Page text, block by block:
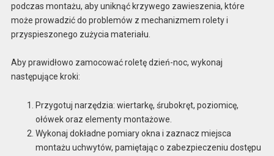
podczas montażu, aby uniknąć krzywego zawieszenia, które
może prowadzić do problemów z mechanizmem rolety i
przyspieszonego zużycia materiału.
Aby prawidłowo zamocować roletę dzień-noc, wykonaj
następujące kroki:
Przygotuj narzędzia: wiertarkę, śrubokręt, poziomicę,
ołówek oraz elementy montażowe.
Wykonaj dokładne pomiary okna i zaznacz miejsca
montażu uchwytów, pamiętając o zabezpieczeniu dostępu